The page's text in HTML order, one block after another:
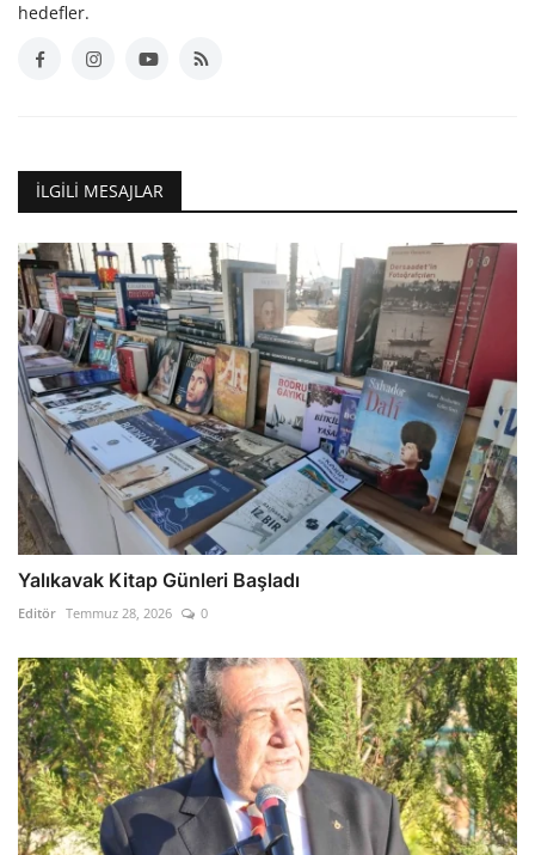
hedefler.
İLGILI MESAJLAR
Yalıkavak Kitap Günleri Başladı
Editör Temmuz 28, 2026 0